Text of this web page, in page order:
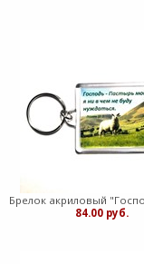
84.00 руб.